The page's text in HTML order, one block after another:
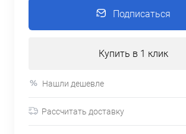
Подписаться
Купить в 1 клик
Нашли дешевле
Рассчитать доставку